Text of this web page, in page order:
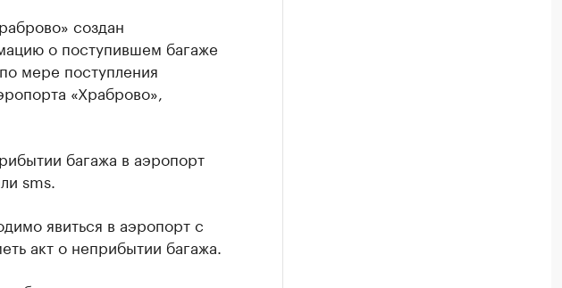
создан
о поступившем багаже
мере поступления
«Храброво»,
багажа в аэропорт
sms.
явиться в аэропорт с
акт о неприбытии багажа.